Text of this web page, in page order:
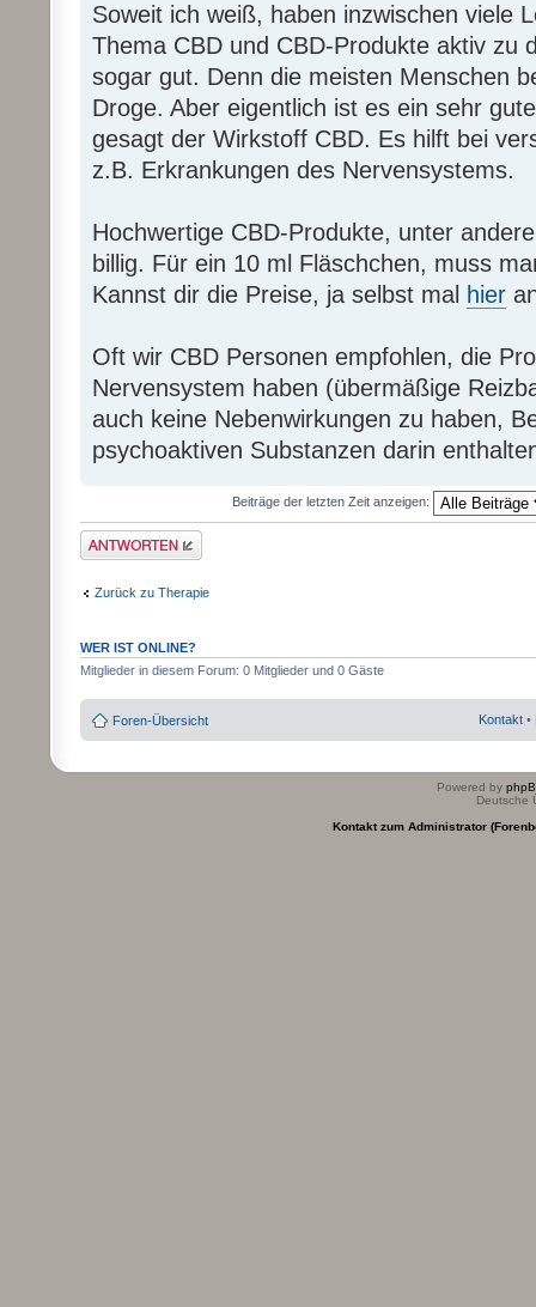
Soweit ich weiß, haben inzwischen viele
Thema CBD und CBD-Produkte aktiv zu
sogar gut. Denn die meisten Menschen
Droge. Aber eigentlich ist es ein sehr
gesagt der Wirkstoff CBD. Es hilft bei
z.B. Erkrankungen des Nervensystems.
Hochwertige CBD-Produkte, unter
billig. Für ein 10 ml Fläschchen, muss
Kannst dir die Preise, ja selbst mal hier
Oft wir CBD Personen empfohlen, die
Nervensystem haben (übermäßige
auch keine Nebenwirkungen zu haben,
psychoaktiven Substanzen darin
Beiträge der letzten Zeit anzeigen:
Antwort erstellen
Zurück zu Therapie
WER IST ONLINE?
Mitglieder in diesem Forum: 0 Mitglieder und 0 Gäste
Foren-Übersicht Kontakt •
Powered by
Deutsche
Kontakt zum Administrator